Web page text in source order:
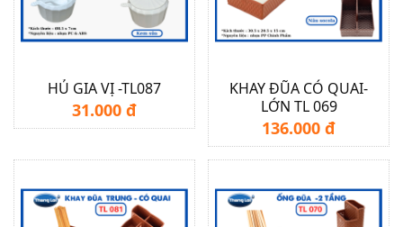
HỦ GIA VỊ -TL087
31.000 đ
KHAY ĐŨA CÓ QUAI-
LỚN TL 069
136.000 đ